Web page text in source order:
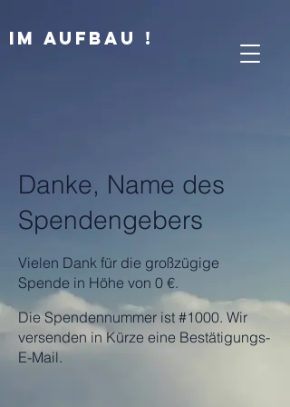
IM AUFBAU !
Danke, Name des
Spendengebers
Vielen Dank für die großzügige
Spende in Höhe von 0 €.
Die Spendennummer ist #1000. Wir
versenden in Kürze eine Bestätigungs-
E-Mail.